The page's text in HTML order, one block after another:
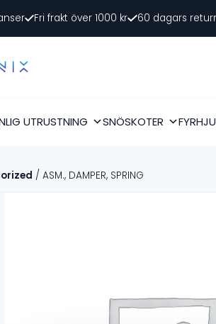
Fri frakt över 1000 kr 60 dagars
UTRUSTNING SNÖSKOTER
/ ASM., DAMPER, SPRING